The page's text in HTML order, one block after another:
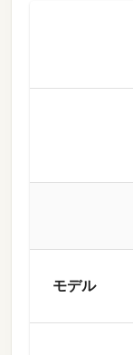
モデル